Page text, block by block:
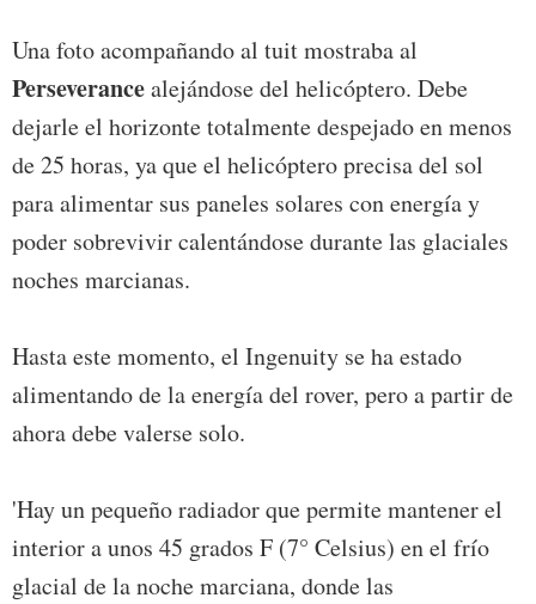
Una foto acompañando al tuit mostraba al
Perseverancealejándose del helicóptero. Debe
dejarle el horizonte totalmente despejado en menos
de 25 horas, ya que el helicóptero precisa del sol
para alimentar sus paneles solares con energía y
poder sobrevivir calentándose durante las glaciales
noches marcianas.
Hasta este momento, el Ingenuity se ha estado
alimentando de la energía del rover, pero a partir de
ahora debe valerse solo.
'Hay un pequeño radiador que permite mantener el
interior a unos 45 grados F (7° Celsius) en el frío
glacial de la noche marciana, donde las